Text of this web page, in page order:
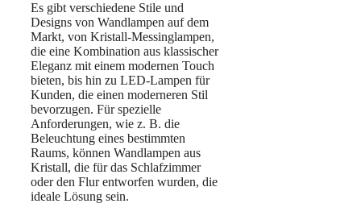
Es gibt verschiedene Stile und
Designs von Wandlampen auf dem
Markt, von Kristall-Messinglampen,
die eine Kombination aus klassischer
Eleganz mit einem modernen Touch
bieten, bis hin zu LED-Lampen für
Kunden, die einen moderneren Stil
bevorzugen. Für spezielle
Anforderungen, wie z. B. die
Beleuchtung eines bestimmten
Raums, können Wandlampen aus
Kristall, die für das Schlafzimmer
oder den Flur entworfen wurden, die
ideale Lösung sein.